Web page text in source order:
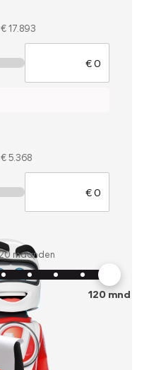
€ 17.893
€ 5.368
maanden
120mnd